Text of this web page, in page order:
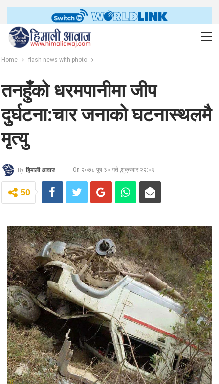
Home flash news with photo
तनहुँको धरमपानीमा जीप
दुर्घटना:चार जनाको घटनास्थलमै
मृत्यु
By हिमाली आवाज On २०७८ पुष ३० गते ,शुक्रबार २२:०६
50